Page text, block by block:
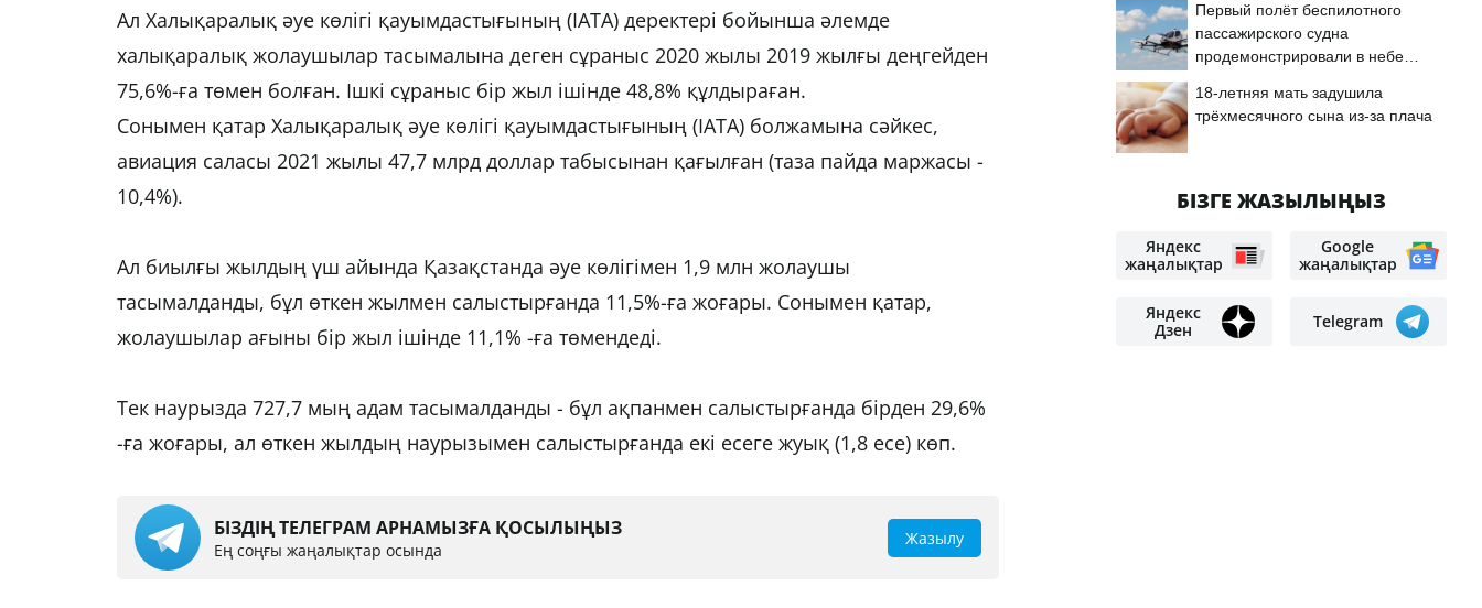
Ал Халықаралық әуе көлігі қауымдастығының (IATA) деректері бойынша әлемде
халықаралық жолаушылар тасымалына деген сұраныс 2020 жылы 2019 жылғы деңгейден
75,6%-ға төмен болған. Ішкі сұраныс бір жыл ішінде 48,8% құлдыраған.
Сонымен қатар Халықаралық әуе көлігі қауымдастығының (IATA) болжамына сәйкес,
авиация саласы 2021 жылы 47,7 млрд доллар табысынан қағылған (таза пайда маржасы -
10,4%).
Ал биылғы жылдың үш айында Қазақстанда әуе көлігімен 1,9 млн жолаушы
тасымалданды, бұл өткен жылмен салыстырғанда 11,5%-ға жоғары. Сонымен қатар,
жолаушылар ағыны бір жыл ішінде 11,1% -ға төмендеді.
Тек наурызда 727,7 мың адам тасымалданды - бұл ақпанмен салыстырғанда бірден 29,6%
-ға жоғары, ал өткен жылдың наурызымен салыстырғанда екі есеге жуық (1,8 есе) көп.
БІЗДІҢ ТЕЛЕГРАМ АРНАМЫЗҒА ҚОСЫЛЫҢЫЗ
Ең соңғы жаңалықтар осында
Жазылу
Первый полёт беспилотного
пассажирского судна
продемонстрировали в небе
18-летняя мать задушила
трёхмесячного сына из-за плача
БІЗГЕ ЖАЗЫЛЫҢЫЗ
Яндекс
жаңалықтар
Google
жаңалықтар
Яндекс
Дзен
Telegram